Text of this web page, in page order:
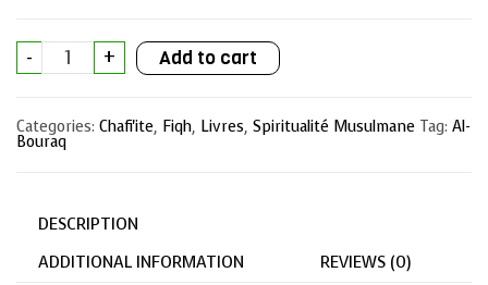
- Les
joyaux
du
ses
perles
Ad-
(Revivification
+ Add to cart
Categories: Chafi'ite, Fiqh, Livres, Spiritualité Musulmane Tag: Al-
Bouraq
DESCRIPTION
ADDITIONAL INFORMATION
REVIEWS (0)